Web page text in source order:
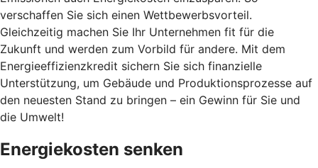
verschaffen Sie sich einen Wettbewerbsvorteil.
Gleichzeitig machen Sie Ihr Unternehmen fit für die
Zukunft und werden zum Vorbild für andere. Mit dem
Energieeffizienzkredit sichern Sie sich finanzielle
Unterstützung, um Gebäude und Produktionsprozesse auf
den neuesten Stand zu bringen – ein Gewinn für Sie und
die Umwelt!
Energiekosten senken